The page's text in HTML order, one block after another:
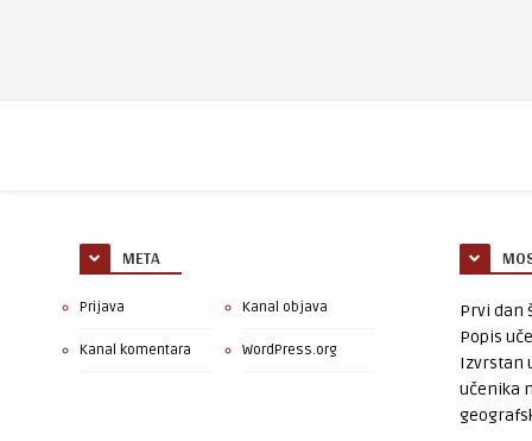
META
Prijava Kanal objava
Kanal komentara WordPress.org
Prvi dan
Popis
Izvrstan
učenika